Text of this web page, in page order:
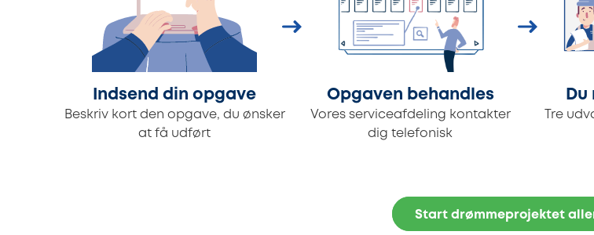
Indsend din opgave
Beskriv kort den opgave, du ønsker
at få udført
Opgaven behandles
Vores serviceafdeling kontakter
dig telefonisk
Tre
Start drømmeprojektet